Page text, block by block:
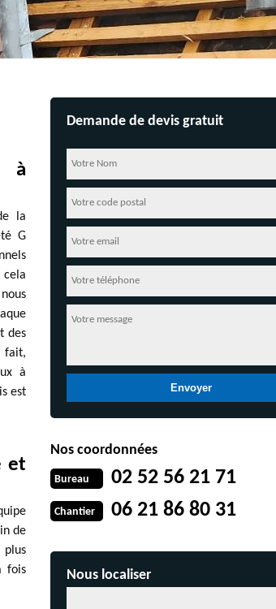
à
la
G
cela
des
fait,
à
est
et
de
plus
fois
Demande de devis gratuit
Nos coordonnées
Bureau 02 52 56 21 71
Chantier 06 21 86 80 31
Nous localiser